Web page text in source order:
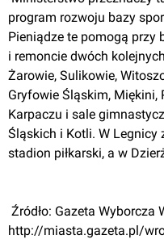
program rozwoju bazy
Pieniądze te pomogą przy
i remoncie dwóch
Żarowie, Sulikowie,
Gryfowie Śląskim, Miękini,
Karpaczu i sale
Śląskich i Kotli. W
stadion piłkarski, a w
Źródło: Gazeta Wyborcza
http://miasta.gazeta.pl/